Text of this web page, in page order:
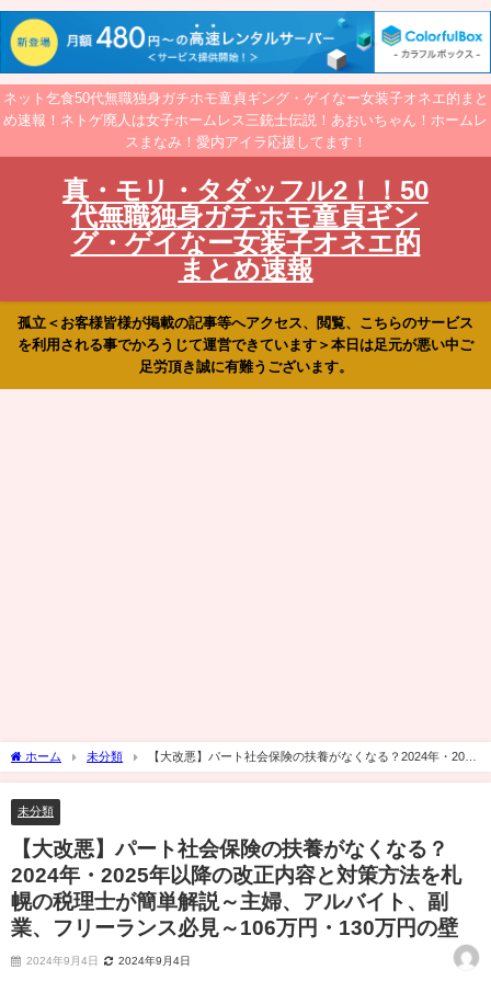
ネット乞食50代無職独身ガチホモ童貞ギング・ゲイなー女装子オネエ的まと
め速報！ネトゲ廃人は女子ホームレス三銃士伝説！あおいちゃん！ホームレ
スまなみ！愛内アイラ応援してます！
真・モリ・タダッフル2！！50
代無職独身ガチホモ童貞ギン
グ・ゲイなー女装子オネエ的
まとめ速報
孤立＜お客様皆様が掲載の記事等へアクセス、閲覧、こちらのサービス
を利用される事でかろうじて運営できています＞本日は足元が悪い中ご
足労頂き誠に有難うございます。
ホーム 未分類
【大改悪】パート社会保険の扶養がなくなる？2024年・2025
年以降の改正内容と対策方法を札幌の税理士が簡単解説～主婦、アルバイト、副業、
未分類
【大改悪】パート社会保険の扶養がなくなる？
2024年・2025年以降の改正内容と対策方法を札
幌の税理士が簡単解説～主婦、アルバイト、副
業、フリーランス必見～106万円・130万円の壁
2024年9月4日 2024年9月4日